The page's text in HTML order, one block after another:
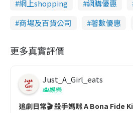
網上shopping
網購優惠
商場及百貨公司
著數優惠
更多真實評價
Just_A_Girl_eats
娛樂
追劇日常🎬 殺手媽咪 A Bona Fide